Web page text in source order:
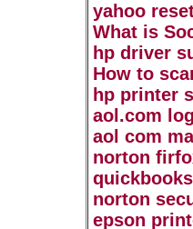
yahoo
What is
hp driver
How to
hp printer
aol.com
aol com
norton
norton
epson